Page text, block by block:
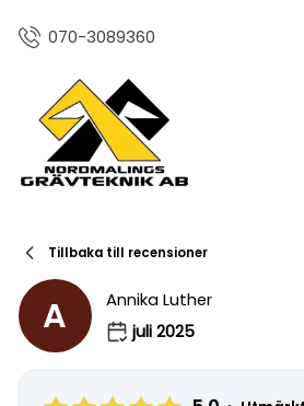
070-3089360
Tillbaka till recensioner
A
Annika Luther
juli 2025